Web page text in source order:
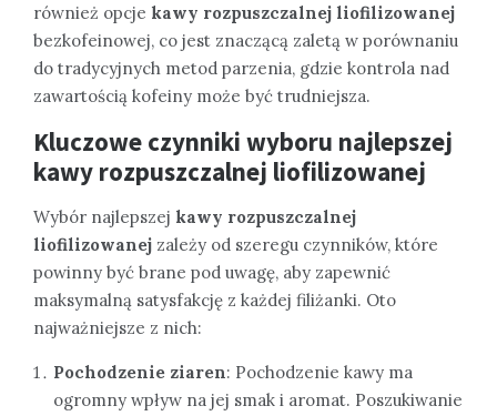
również opcje kawy rozpuszczalnej liofilizowanej
bezkofeinowej, co jest znaczącą zaletą w porównaniu
do tradycyjnych metod parzenia, gdzie kontrola nad
zawartością kofeiny może być trudniejsza.
Kluczowe czynniki wyboru najlepszej
kawy rozpuszczalnej liofilizowanej
Wybór najlepszej kawy rozpuszczalnej
liofilizowanej zależy od szeregu czynników, które
powinny być brane pod uwagę, aby zapewnić
maksymalną satysfakcję z każdej filiżanki. Oto
najważniejsze z nich:
Pochodzenie ziaren: Pochodzenie kawy ma
ogromny wpływ na jej smak i aromat. Poszukiwanie